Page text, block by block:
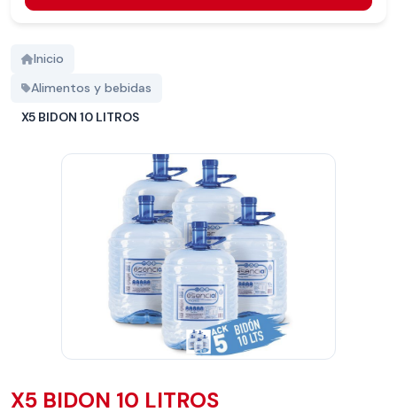
Inicio
Alimentos y bebidas
X5 BIDON 10 LITROS
X5 BIDON 10 LITROS